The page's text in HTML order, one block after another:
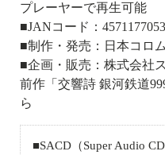
プレーヤーで再生可能
■JANコード：
■制作・発売：日本コロ
■企画・販売：株式会社
前作「交響詩 銀河鉄道
ら
■SACD（Super Audio